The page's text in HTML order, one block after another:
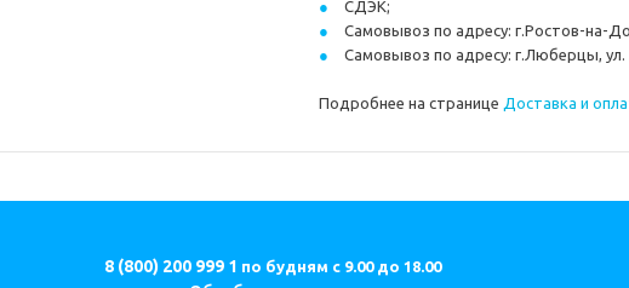
СДЭК;
Самовывоз по адресу: г.Ростов-на-
Самовывоз по адресу: г.Люберцы,
Подробнее на странице Доставка и
8 (800) 200 999 1 по будням с 9.00 до 18.00